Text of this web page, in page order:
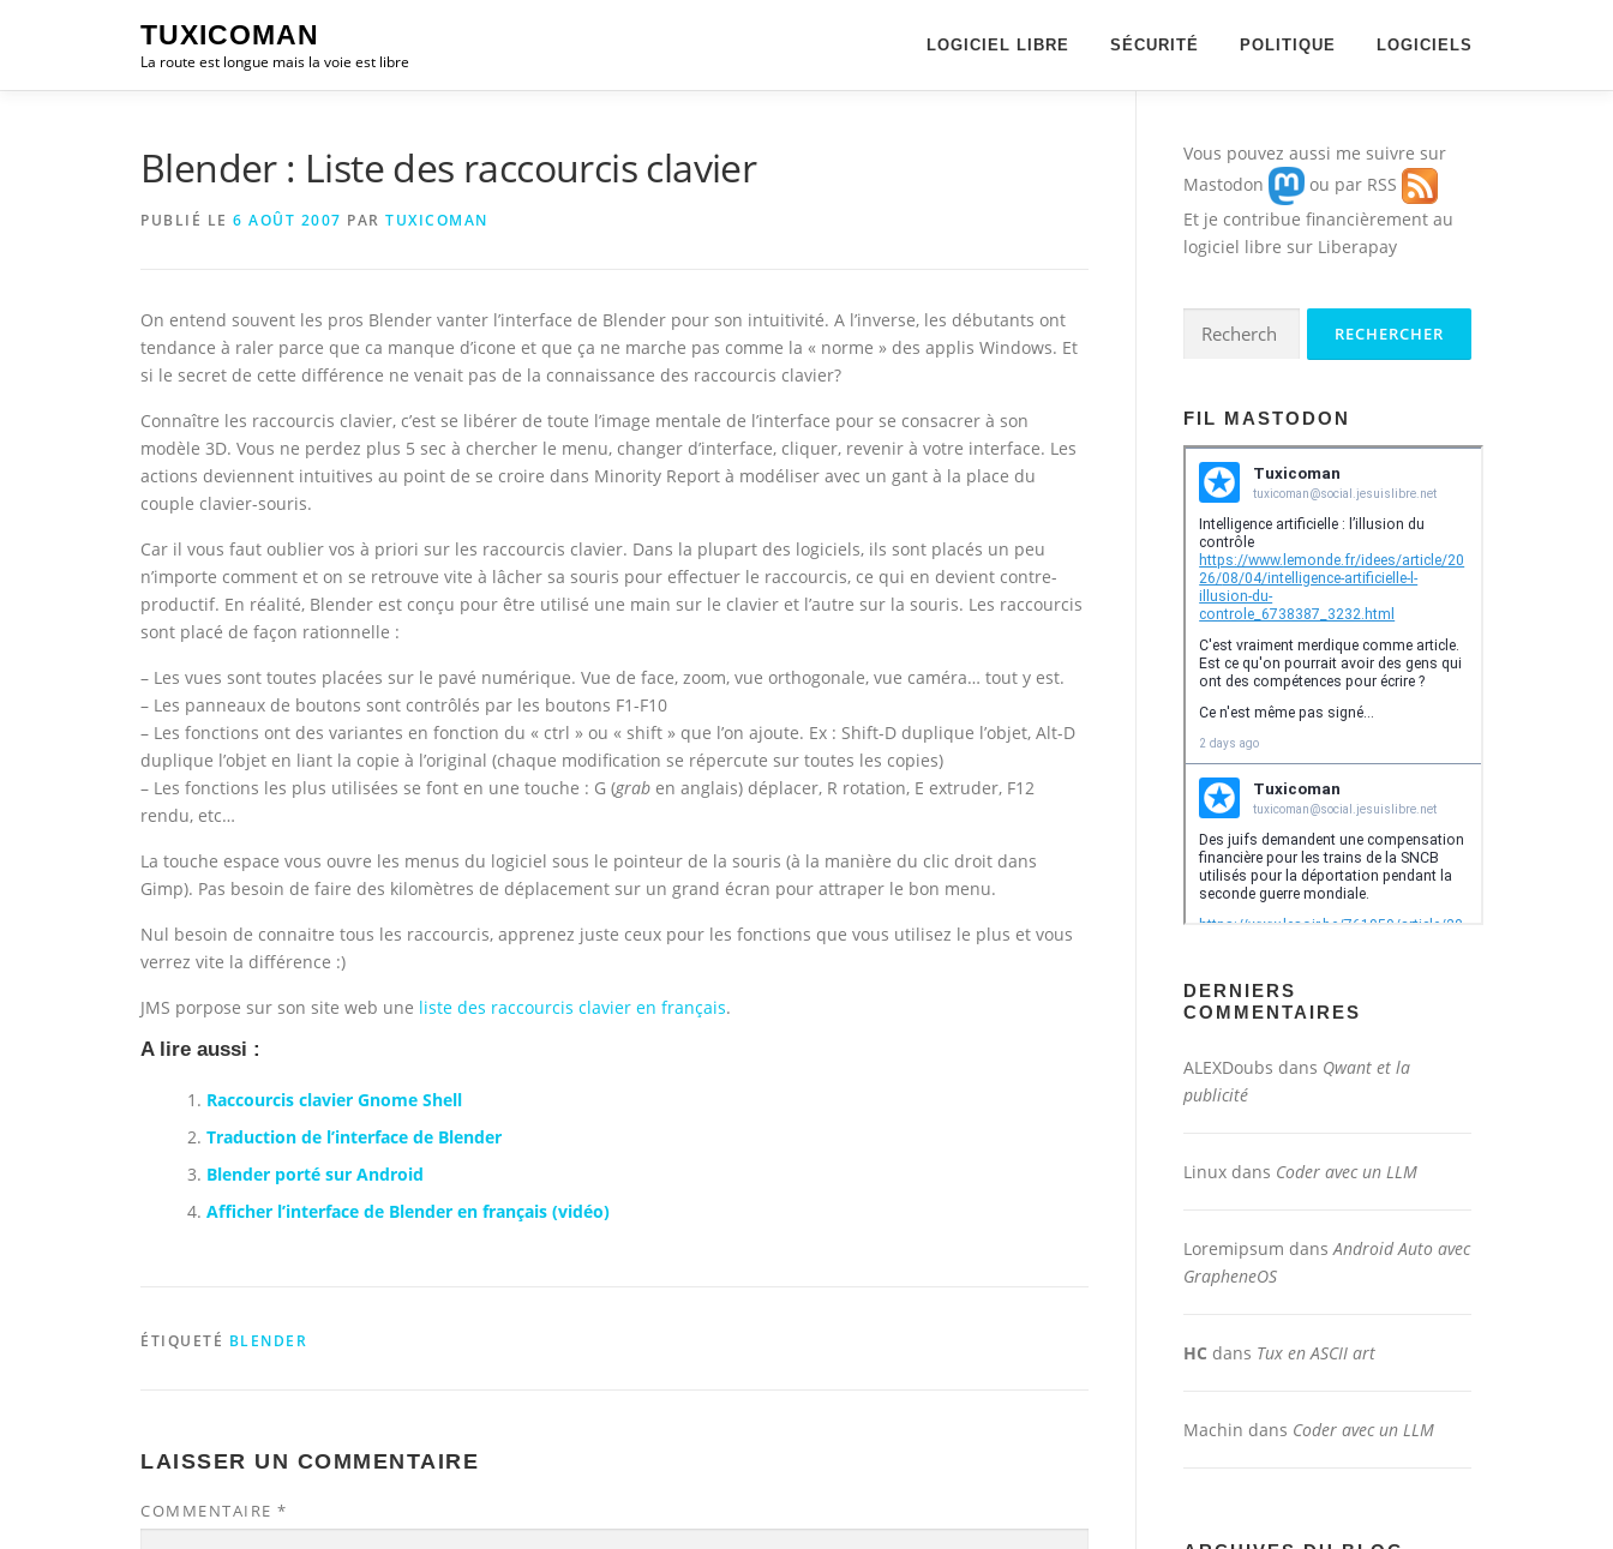
TUXICOMAN
La route est longue mais la voie est libre
LOGICIEL LIBRE SÉCURITÉ POLITIQUE LOGICIELS
Blender : Liste des raccourcis clavier
PUBLIÉ LE 6 AOÛT 2007 PAR TUXICOMAN
On entend souvent les pros Blender vanter l’interface de Blender pour son intuitivité. A l’inverse, les débutants ont
tendance à raler parce que ca manque d’icone et que ça ne marche pas comme la « norme » des applis Windows. Et
si le secret de cette différence ne venait pas de la connaissance des raccourcis clavier?
Connaître les raccourcis clavier, c’est se libérer de toute l’image mentale de l’interface pour se consacrer à son
modèle 3D. Vous ne perdez plus 5 sec à chercher le menu, changer d’interface, cliquer, revenir à votre interface. Les
actions deviennent intuitives au point de se croire dans Minority Report à modéliser avec un gant à la place du
couple clavier-souris.
Car il vous faut oublier vos à priori sur les raccourcis clavier. Dans la plupart des logiciels, ils sont placés un peu
n’importe comment et on se retrouve vite à lâcher sa souris pour effectuer le raccourcis, ce qui en devient contre-
productif. En réalité, Blender est conçu pour être utilisé une main sur le clavier et l’autre sur la souris. Les raccourcis
sont placé de façon rationnelle :
– Les vues sont toutes placées sur le pavé numérique. Vue de face, zoom, vue orthogonale, vue caméra… tout y est.
– Les panneaux de boutons sont contrôlés par les boutons F1-F10
– Les fonctions ont des variantes en fonction du « ctrl » ou « shift » que l’on ajoute. Ex : Shift-D duplique l’objet, Alt-D
duplique l’objet en liant la copie à l’original (chaque modification se répercute sur toutes les copies)
– Les fonctions les plus utilisées se font en une touche : G (grab en anglais) déplacer, R rotation, E extruder, F12
rendu, etc…
La touche espace vous ouvre les menus du logiciel sous le pointeur de la souris (à la manière du clic droit dans
Gimp). Pas besoin de faire des kilomètres de déplacement sur un grand écran pour attraper le bon menu.
Nul besoin de connaitre tous les raccourcis, apprenez juste ceux pour les fonctions que vous utilisez le plus et vous
verrez vite la différence :)
JMS porpose sur son site web une liste des raccourcis clavier en français.
A lire aussi :
Raccourcis clavier Gnome Shell
Traduction de l’interface de Blender
Blender porté sur Android
Afficher l’interface de Blender en français (vidéo)
ÉTIQUETÉ BLENDER
LAISSER UN COMMENTAIRE
COMMENTAIRE *
Vous pouvez aussi me suivre sur
Mastodon
ou par RSS
Et je contribue financièrement au
logiciel libre sur Liberapay
Rechercher :
FIL MASTODON
DERNIERS
COMMENTAIRES
ALEXDoubs dans Qwant et la
publicité
Linux dans Coder avec un LLM
Loremipsum dansAndroid Auto avec
GrapheneOS
HC dans Tux en ASCII art
Machin dans Coder avec un LLM